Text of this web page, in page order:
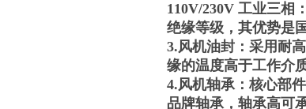
110V/230V 工业三相
绝缘等级，其优势是
3.风机油封：采用耐
缘的温度高于工作介
4.风机轴承：核心部
品牌轴承，轴承高可